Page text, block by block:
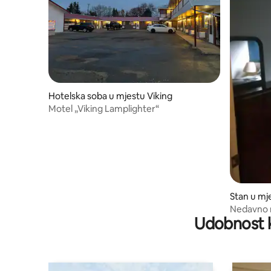
Hotelska soba u mjestu Viking
Motel „Viking Lamplighter“
Stan u
Nedavno
Hardistiju
Udobnost